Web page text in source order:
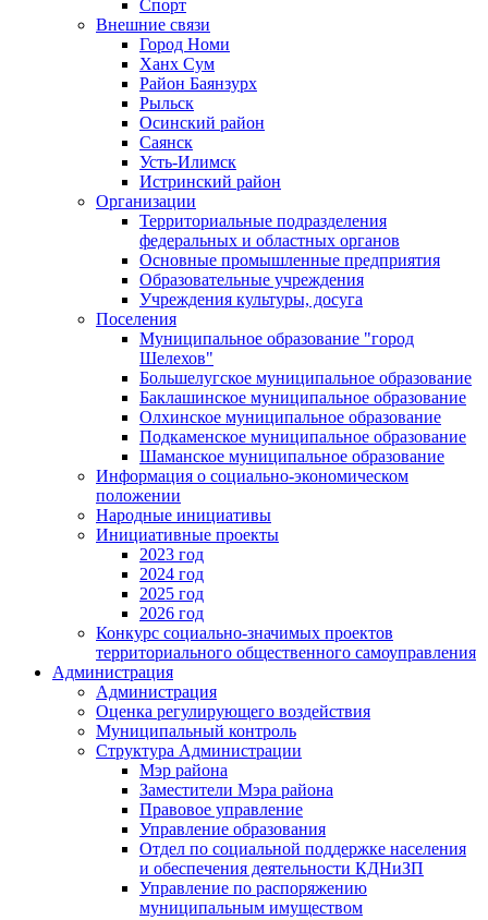
Спорт
Внешние связи
Город Номи
Ханх Сум
Район Баянзурх
Рыльск
Осинский район
Саянск
Усть-Илимск
Истринский район
Организации
Территориальные подразделения
федеральных и областных органов
Основные промышленные предприятия
Образовательные учреждения
Учреждения культуры, досуга
Поселения
Муниципальное образование "город
Шелехов"
Большелугское муниципальное образование
Баклашинское муниципальное образование
Олхинское муниципальное образование
Подкаменское муниципальное образование
Шаманское муниципальное образование
Информация о социально-экономическом
положении
Народные инициативы
Инициативные проекты
2023 год
2024 год
2025 год
2026 год
Конкурс социально-значимых проектов
территориального общественного самоуправления
Администрация
Администрация
Оценка регулирующего воздействия
Муниципальный контроль
Структура Администрации
Мэр района
Заместители Мэра района
Правовое управление
Управление образования
Отдел по социальной поддержке населения
и обеспечения деятельности КДНиЗП
Управление по распоряжению
муниципальным имуществом